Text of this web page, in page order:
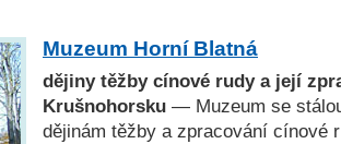
Muzeum Horní Blatná
dějiny těžby cínové rudy a její
Krušnohorsku — Muzeum se
dějinám těžby a zpracování cínové